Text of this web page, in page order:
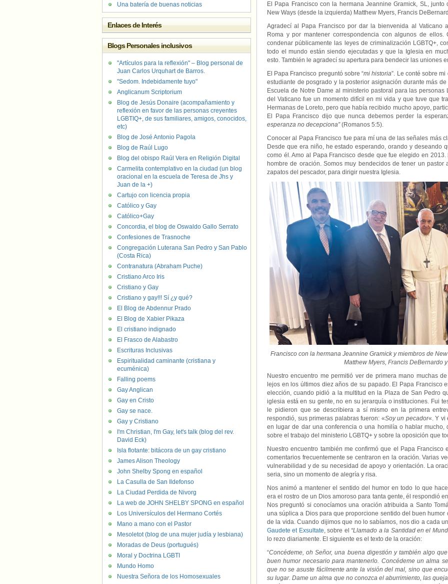
El Papa Francisco con la hermana Jeannine Gramick, SL,
New Ways (desde la izquierda) Matthew Myers, Francis
Agradecí al Papa Francisco por dar la bienvenida al Vaticano
Roma y por mantener correspondencia con algunos de
condenar públicamente las leyes de criminalización LGBTQ+,
todo el mundo están siendo ejecutadas y que la Iglesia en
esto. También le agradecí su apertura para bendecir las uniones
El Papa Francisco preguntó sobre “mi historia”. Le conté sobre
estudiante de posgrado y la posterior asignación durante más
Escuela de Notre Dame al ministerio pastoral para las
del Vaticano fue un momento difícil en mi vida y que tuve que
Hermanas de Loreto, pero que había recibido mucho apoyo,
El Papa Francisco dijo que nunca debemos perder la
esperanza no decepciona”(Romanos 5:5).
Conocer al Papa Francisco fue para mí una de las señales más
Desde que era niño, he estado esperando, orando y deseando
como él. Amo al Papa Francisco desde que fue elegido en
hombre de oración. Somos muy bendecidos de tener un
zapatos del pescador, para dirigir nuestra Iglesia.
Francisco con la hermana Jeannine Gramick y miembros de
Matthew Myers, Francis DeBernardo
Nuestro encuentro me permitió ver de primera mano muchas
lejos en los últimos diez años de su papado. El Papa Francisco
elección, cuando pidió a la multitud en la Plaza de San Pedro
iglesia está en su gente, no en su jerarquía o instituciones. Fui
le pidieron que se describiera a sí mismo en la primera
respondió, sus primeras palabras fueron: «Soy un pecador«. Y vi
en lugar de dar una conferencia o una homilía o hablar mucho,
sobre el trabajo del ministerio LGBTQ+ y sobre la oposición que
Nuestro encuentro también me confirmó que el Papa
comentarios frecuentemente se centraron en la oración. Varias
vulnerabilidad y de su necesidad de apoyo y orientación. La
seria, sino un momento de alegría y risa.
Nos animó a mantener el sentido del humor en todo lo que
era el rostro de un Dios amoroso para tanta gente, él respondió
Nos preguntó si conocíamos una oración atribuida a Santo
una súplica a Dios para que proporcione sentido del buen
de la vida. Cuando dijimos que no lo sabíamos, nos dio a cada
Gaudete et Exsultate, sobre el “Llamado a la Santidad en el
lo rezo diariamente. El siguiente es el texto de la oración:
“Concédeme, oh Señor, una buena digestión y también algo
buen humor necesario para mantenerlo. Concédeme un alma
que no se asuste fácilmente ante la visión del mal, sino que
su lugar. Dame un alma que no conozca el aburrimiento, las
Una batería de buenas noticias
Enlaces de Interés
Blogs Personales inclusivos
"Artículos para la reflexión" – Blog personal de
Juan Carlos Urquhart de Barros.
"Sedom. Indebidamente tuyo"
Anglicanum Scriptorium
Blog de Jesús Donaire (acompañamiento y
reflexión en favor de las personas creyentes
LGBTIQ+, de sus familiares, amigos, conocidos,
etc)
Blog de José Antonio Pagola
Blog de Raúl Lugo
Blog del obispo Raúl Vera en Religión Digital
Carmelita contemplativo en la ciudad (un blog
oracional en la escuela de Teresa de Jhs y
Juan de la +)
Cartujo con licencia propia
Católico y Gay
Católico+Gay
Concordia, el blog de Oswaldo Gallo Serrato
Confesiones de Trasnoche
Congregación Luterana San Pedro y San Pablo
(Costa Rica)
Contranatura (Abraham Puche)
Cristiano Arco Iris
Cristiano y Gay
Cristiano y gay!!! Sí ¿y qué?
El Blog de Abdennur Prado
El Blog de Xabier Pikaza
El cristiano indignado
El Frasco de Alabastro
Escrituras Inclusivas
Espiritualidad caminante (cristiana y
ecuménica)
Falling poems
Gay Anglican
Gay en Cristo
Gay se nace.
Gay y Cristiano
I'm Christian, I'm Gay, let's talk (blog del rev.
David Eck)
Isla flotante: bitácora de un gay cristiano
James Alison Theology
John Shelby Spong en español
La Casulla de San Ildefonso
La Ciudad Perdida de Nivorg
La web de JOHN SHELBY SPONG en español
Los Universículos del Hermano Cortés
Mano a mano con el Pastor
Mesoletot (blog de una mujer judía y lesbiana)
Moradas de Deus (portugués)
Moral y Doctrina LGBTI
Mundo Homo
Nuestra Señora de los Homosexuales